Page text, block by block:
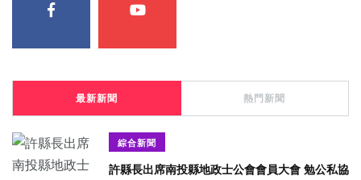
最新新聞 熱門新聞
綜合新聞
許縣長出席南投縣地政士公會會員大會 勉公私協